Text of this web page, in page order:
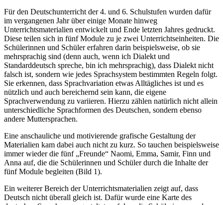
Für den Deutschunterricht der 4. und 6. Schulstufen wurden dafür
im vergangenen Jahr über einige Monate hinweg
Unterrichtsmaterialien entwickelt und Ende letzten Jahres gedruckt.
Diese teilen sich in fünf Module zu je zwei Unterrichtseinheiten. Die
Schülerinnen und Schüler erfahren darin beispielsweise, ob sie
mehrsprachig sind (denn auch, wenn ich Dialekt und
Standarddeutsch spreche, bin ich mehrsprachig), dass Dialekt nicht
falsch ist, sondern wie jedes Sprachsystem bestimmten Regeln folgt.
Sie erkennen, dass Sprachvariation etwas Alltägliches ist und es
nützlich und auch bereichernd sein kann, die eigene
Sprachverwendung zu variieren. Hierzu zählen natürlich nicht allein
unterschiedliche Sprachformen des Deutschen, sondern ebenso
andere Muttersprachen.
Eine anschauliche und motivierende grafische Gestaltung der
Materialien kam dabei auch nicht zu kurz. So tauchen beispielsweise
immer wieder die fünf „Freunde“ Naomi, Emma, Samir, Finn und
Anna auf, die die Schülerinnen und Schüler durch die Inhalte der
fünf Module begleiten (Bild 1).
Ein weiterer Bereich der Unterrichtsmaterialien zeigt auf, dass
Deutsch nicht überall gleich ist. Dafür wurde eine Karte des